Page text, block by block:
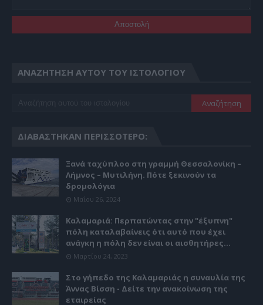
ΑΝΑΖΉΤΗΣΗ ΑΥΤΟΎ ΤΟΥ ΙΣΤΟΛΟΓΊΟΥ
ΔΙΑΒΆΣΤΗΚΑΝ ΠΕΡΙΣΣΌΤΕΡΟ:
Ξανά ταχύπλοο στη γραμμή Θεσσαλονίκη –
Λήμνος – Μυτιλήνη. Πότε ξεκινούν τα
δρομολόγια
Μαΐου 26, 2024
Καλαμαριά: Περπατώντας στην "έξυπνη"
πόλη καταλαβαίνεις ότι αυτό που έχει
ανάγκη η πόλη δεν είναι οι αισθητήρες...
Μαρτίου 24, 2023
Στο γήπεδο της Καλαμαριάς η συναυλία της
Άννας Βίσση - Δείτε την ανακοίνωση της
εταιρείας